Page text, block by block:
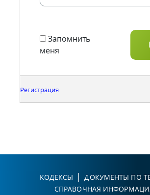
Запомнить
меня
Регистрация
КОДЕКСЫ
ДОКУМЕНТЫ ПО
СПРАВОЧНАЯ